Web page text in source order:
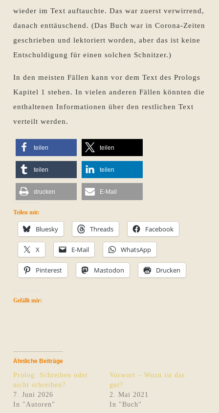
wieder im Text auftauchte. Das war zuerst verwirrend,
danach enttäuschend. (Das Buch war in Corona-Zeiten
geschrieben und lektoriert worden, aber das ist keine
Entschuldigung für einen solchen Schnitzer.)
In den meisten Fällen kann vor dem Text des Prologs
Kapitel 1 stehen. In vielen anderen Fällen könnten die
enthaltenen Informationen über den restlichen Text
verteilt werden.
teilen teilen
teilen teilen
drucken E-Mail
Teilen mit:
Bluesky Threads Facebook
X E-Mail WhatsApp
Pinterest Mastodon Drucken
Gefällt mir:
Ähnliche Beiträge
Prolog: Schreiben oder
nicht schreiben?
7. Juni 2026
In "Autoren"
Vorwort – Wozu ist das
gut?
2. Mai 2021
In "Buch"